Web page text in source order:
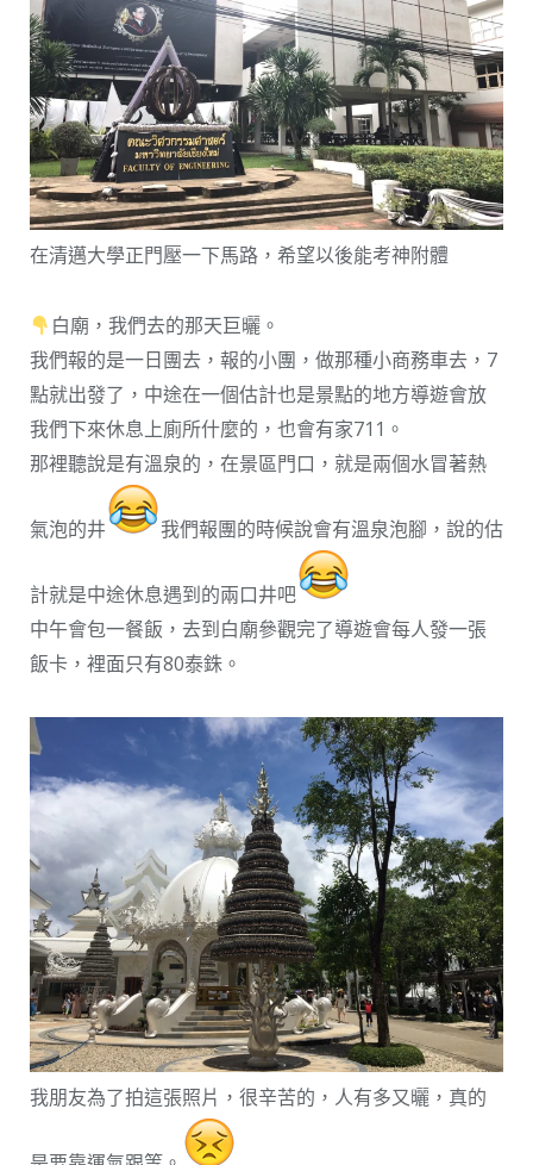
在清邁大學正門壓一下馬路，希望以後能考神附體
白廟，我們去的那天巨曬。
我們報的是一日團去，報的小團，做那種小商務車去，7
點就出發了，中途在一個估計也是景點的地方導遊會放
我們下來休息上廁所什麼的，也會有家711。
那裡聽說是有溫泉的，在景區門口，就是兩個水冒著熱
氣泡的井 我們報團的時候說會有溫泉泡腳，說的估
計就是中途休息遇到的兩口井吧
中午會包一餐飯，去到白廟參觀完了導遊會每人發一張
飯卡，裡面只有80泰銖。
我朋友為了拍這張照片，很辛苦的，人有多又曬，真的